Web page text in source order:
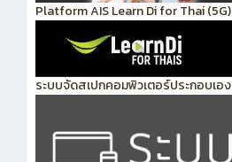
Platform​ AIS​ Learn​ Di​ for​ Thai (5G)
ระบบจัดสเปกคอมพิวเตอร์ประกอบเอง